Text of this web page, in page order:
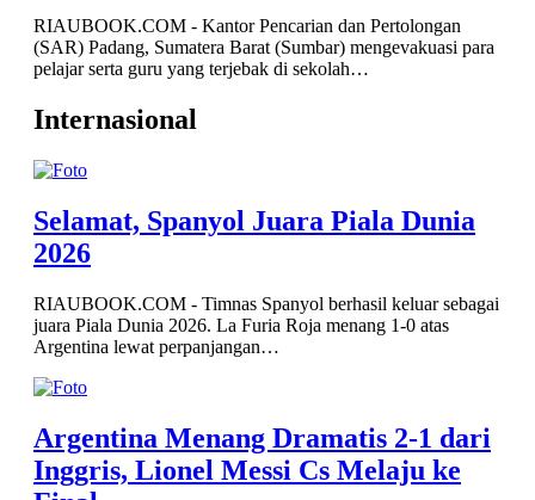
RIAUBOOK.COM - Kantor Pencarian dan Pertolongan
(SAR) Padang, Sumatera Barat (Sumbar) mengevakuasi para
pelajar serta guru yang terjebak di sekolah…
Internasional
Selamat, Spanyol Juara Piala Dunia
2026
RIAUBOOK.COM - Timnas Spanyol berhasil keluar sebagai
juara Piala Dunia 2026. La Furia Roja menang 1-0 atas
Argentina lewat perpanjangan…
Argentina Menang Dramatis 2-1 dari
Inggris, Lionel Messi Cs Melaju ke